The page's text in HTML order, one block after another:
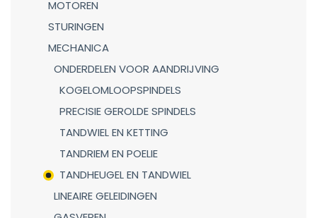
MOTOREN
STURINGEN
MECHANICA
ONDERDELEN VOOR AANDRIJVING
KOGELOMLOOPSPINDELS
PRECISIE GEROLDE SPINDELS
TANDWIEL EN KETTING
TANDRIEM EN POELIE
TANDHEUGEL EN TANDWIEL
LINEAIRE GELEIDINGEN